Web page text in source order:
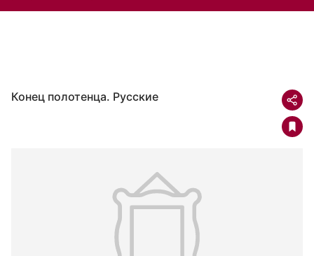
Конец полотенца. Русские